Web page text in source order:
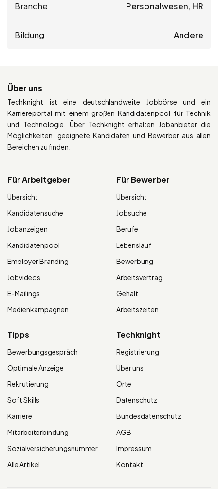
Branche Personalwesen, HR
Bildung Andere
Über uns
Techknight ist eine deutschlandweite Jobbörse und ein
Karriereportal mit einem großen Kandidatenpool für Technik
und Technologie. Über Techknight erhalten Jobanbieter die
Möglichkeiten, geeignete Kandidaten und Bewerber aus allen
Bereichen zu finden.
Für Arbeitgeber
Übersicht
Kandidatensuche
Jobanzeigen
Kandidatenpool
Employer Branding
Jobvideos
E-Mailings
Medienkampagnen
Für Bewerber
Übersicht
Jobsuche
Berufe
Lebenslauf
Bewerbung
Arbeitsvertrag
Gehalt
Arbeitszeiten
Tipps
Bewerbungsgespräch
Optimale Anzeige
Rekrutierung
Soft Skills
Karriere
Mitarbeiterbindung
Sozialversicherungsnummer
Alle Artikel
Techknight
Registrierung
Über uns
Orte
Datenschutz
Bundesdatenschutz
AGB
Impressum
Kontakt